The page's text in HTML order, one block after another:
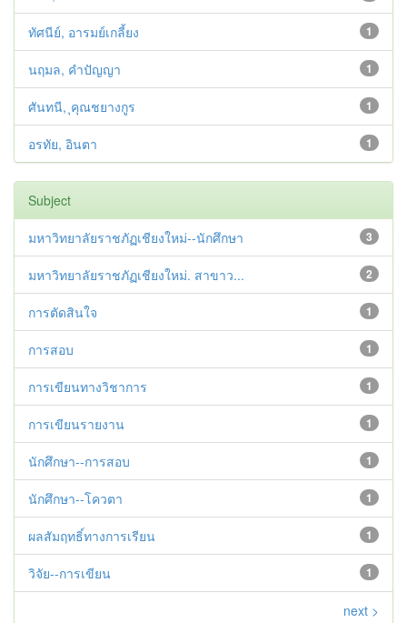
1
ทัศนีย์, อารมย์เกลี้ยง
1
นฤมล, คำปัญญา
1
ศันทนี, ุคุณชยางกูร
1
อรทัย, อินตา
Subject
3
มหาวิทยาลัยราชภัฏเชียงใหม่--นักศึกษา
2
มหาวิทยาลัยราชภัฏเชียงใหม่. สาขาว...
1
การตัดสินใจ
1
การสอบ
1
การเขียนทางวิชาการ
1
การเขียนรายงาน
1
นักศึกษา--การสอบ
1
นักศึกษา--โควตา
1
ผลสัมฤทธิ์ทางการเรียน
1
วิจัย--การเขียน
next >